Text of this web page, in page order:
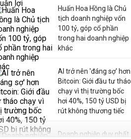
Huấn Hoa Hồng là Chủ
tịch doanh nghiệp vốn
100 tỷ, góp cổ phần
trong hai doanh nghiệp
khác
AI trở nên 'đáng sợ' hơn
Bitcoin: Giới đầu tư tháo
chạy vì thị trường bốc
hơi 40%, 150 tỷ USD bị
rút không thương tiếc
Doanh nghiệp duy nhất